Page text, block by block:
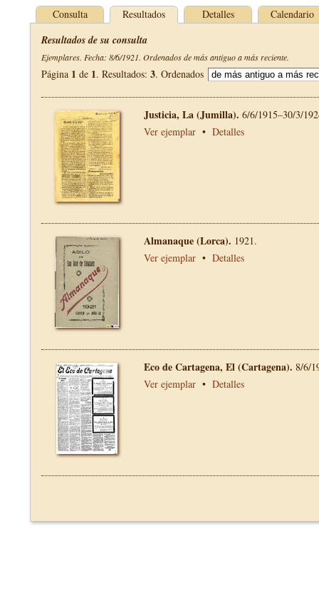
Consulta Resultados Detalles Calendario
Resultados de su consulta
Ejemplares. Fecha: 8/6/1921. Ordenados de más antiguo a más reciente.
Página 1 de 1. Resultados: 3. Ordenados
Justicia, La (Jumilla). 6/6/1915–30/3/
Ver ejemplar • Detalles
Almanaque (Lorca). 1921.
Ver ejemplar • Detalles
Eco de Cartagena, El (Cartagena). 8/6/
Ver ejemplar • Detalles